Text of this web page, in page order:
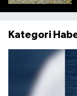
Kategori